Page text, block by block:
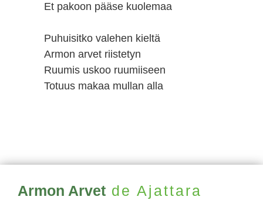
Et pakoon pääse kuolemaa
Puhuisitko valehen kieltä
Armon arvet riistetyn
Ruumis uskoo ruumiiseen
Totuus makaa mullan alla
Armon Arvet de Ajattara